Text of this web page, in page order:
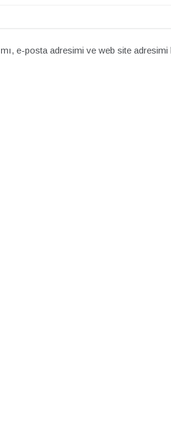
e-posta adresimi ve web site adresimi